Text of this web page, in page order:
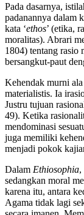
Pada dasarnya,
padanannya dalam
kata ‘ethos’ (etika,
moralitas). Abrari
1804) tentang rasio
bersangkut-paut
Kehendak murni
materialistis. Ia
Justru tujuan
49). Ketika
mendominasi
juga memiliki
menjadi pokok
Dalam Ethiosophia,
sedangkan moral
karena itu, antara
Agama tidak lagi